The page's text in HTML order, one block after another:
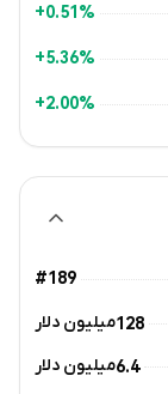
0.51%+
5.36%+
2.00%+
#189
128میلیون دلار
6.4میلیون دلار